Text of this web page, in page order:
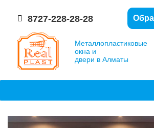
8727-228-28-28
Металлопластиковые
окна и
двери в Алматы